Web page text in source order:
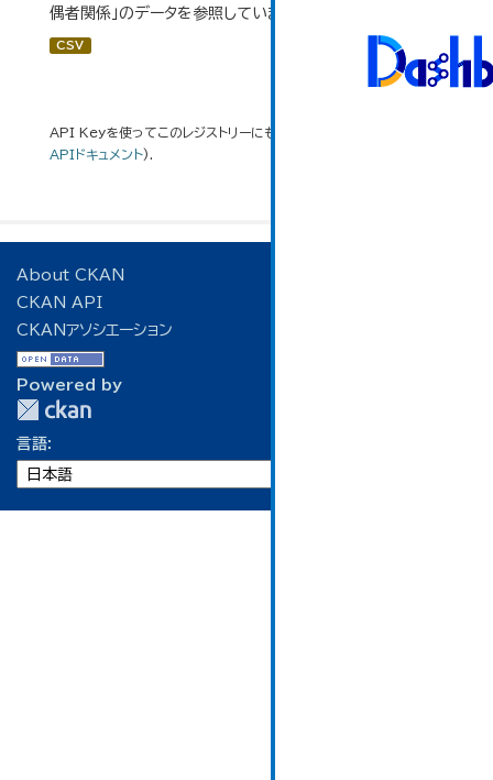
偶者関係」のデータを参照しています。
CSV
API Keyを使ってこのレジストリーにもアクセス可能です
APIドキュメント).
About CKAN
CKAN API
CKANアソシエーション
Powered by
言語